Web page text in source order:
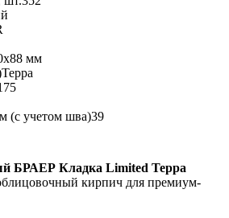
мм
Терра
(с учетом шва)39
БРАЕР Кладка Limited Терра
кирпич для премиум-